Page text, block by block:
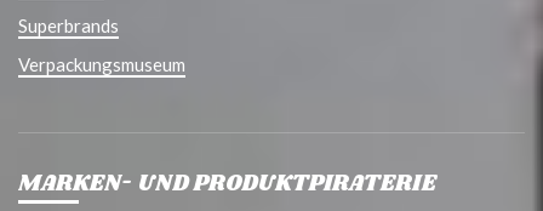
Superbrands
Verpackungsmuseum
MARKEN- UND PRODUKTPIRATERIE